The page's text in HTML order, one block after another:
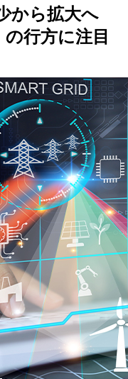
から拡大へ
の行方に注目